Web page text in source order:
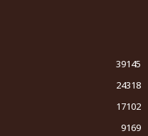
39145
24318
17102
9169